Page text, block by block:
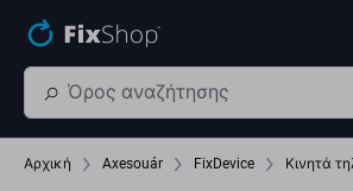
Αρχική Axesouár FixDevice Κινητά